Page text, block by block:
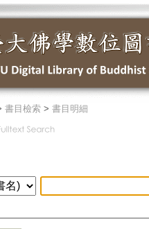
書目檢索 > 書目明細